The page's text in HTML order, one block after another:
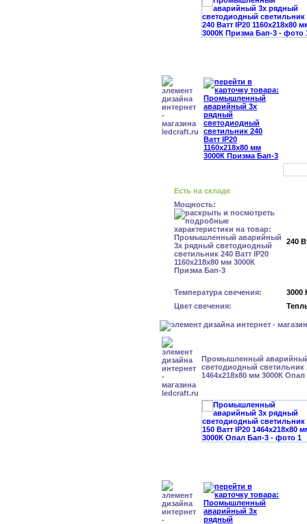
Есть на складе
Мощность:
240
Температура свечения:
3000
Цвет свечения:
Промышленный
светодиодный светильник
1464х218х80 мм 3000К